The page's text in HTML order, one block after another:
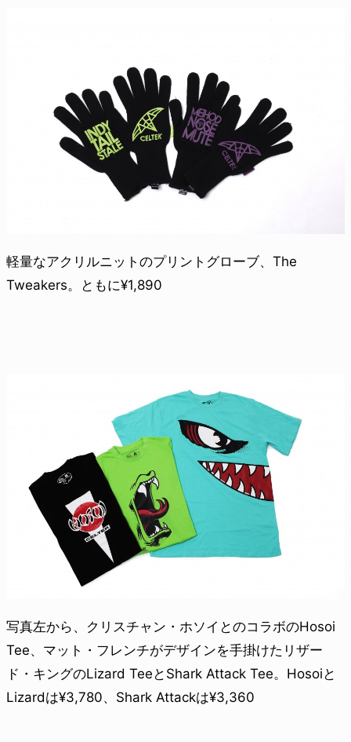
軽量なアクリルニットのプリントグローブ、The
Tweakers。ともに¥1,890
写真左から、クリスチャン・ホソイとのコラボのHosoi
Tee、マット・フレンチがデザインを手掛けたリザー
ド・キングのLizard TeeとShark Attack Tee。Hosoiと
Lizardは¥3,780、Shark Attackは¥3,360